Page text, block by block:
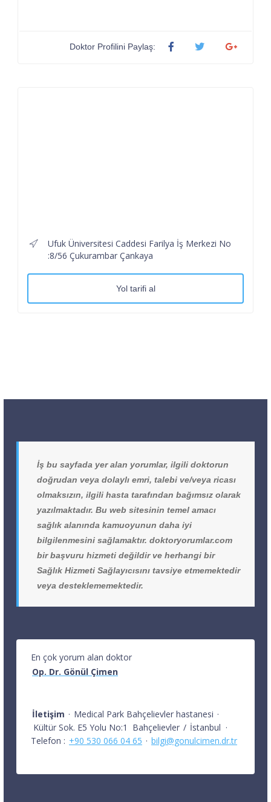
Doktor Profilini Paylaş:
Ufuk Üniversitesi Caddesi Farilya İş Merkezi No
:8/56 Çukurambar Çankaya
Yol tarifi al
İş bu sayfada yer alan yorumlar, ilgili doktorun
doğrudan veya dolaylı emri, talebi ve/veya ricası
olmaksızın, ilgili hasta tarafından bağımsız olarak
yazılmaktadır. Bu web sitesinin temel amacı
sağlık alanında kamuoyunun daha iyi
bilgilenmesini sağlamaktır. doktoryorumlar.com
bir başvuru hizmeti değildir ve herhangi bir
Sağlık Hizmeti Sağlayıcısını tavsiye etmemektedir
veya desteklememektedir.
En çok yorum alan doktor
Op. Dr. Gönül Çimen
İletişim · Medical Park Bahçelievler hastanesi ·
Kültür Sok. E5 Yolu No:1
Bahçelievler / İstanbul ·
Telefon : +90 530 066 04 65 · bilgi@gonulcimen.dr.tr